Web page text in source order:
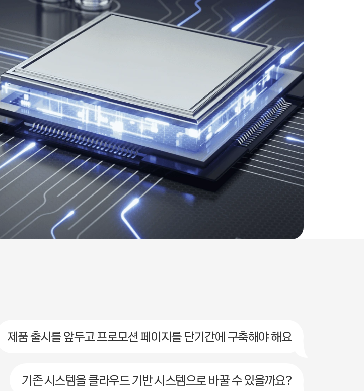
제품 출시를 앞두고 프로모션 페이지를 단기간에 구축해야 해요
기존 시스템을 클라우드 기반 시스템으로 바꿀 수 있을까요?